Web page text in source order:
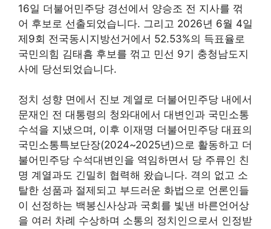
16일 더불어민주당 경선에서 양승조 전 지사를 꺾
어 후보로 선출되었습니다. 그리고 2026년 6월 4일
제9회 전국동시지방선거에서 52.53%의 득표율로
국민의힘 김태흠 후보를 꺾고 민선 9기 충청남도지
사에 당선되었습니다.
정치 성향 면에서 진보 계열로 더불어민주당 내에서
문재인 전 대통령의 청와대에서 대변인과 국민소통
수석을 지냈으며, 이후 이재명 더불어민주당 대표의
국민소통특보단장(2024~2025년)으로 활동하고 더
불어민주당 수석대변인을 역임하면서 당 주류인 친
명 계열과도 긴밀히 협력해 왔습니다. 격의 없고 소
탈한 성품과 절제되고 부드러운 화법으로 언론인들
이 선정하는 백봉신사상과 국회를 빛낸 바른언어상
을 여러 차례 수상하며 소통의 정치인으로서 인정받